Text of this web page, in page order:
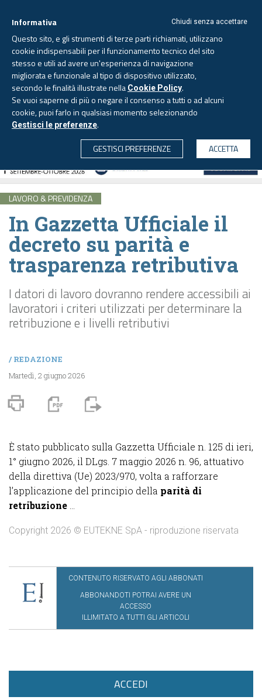
CERCA
Giovedì, 6 agosto 2026 - Aggiornato alle 6.00
LAVORO & PREVIDENZA
In Gazzetta Ufficiale il
decreto su parità e
trasparenza retributiva
I datori di lavoro dovranno rendere accessibili ai
lavoratori i criteri utilizzati per determinare la
retribuzione e i livelli retributivi
/REDAZIONE
Martedì, 2 giugno 2026
È stato pubblicato sulla Gazzetta Ufficiale n. 125 di ieri,
1° giugno 2026, il DLgs. 7 maggio 2026 n. 96, attuativo
della direttiva (Ue) 2023/970, volta a rafforzare
l’applicazione del principio della parità di
retribuzione
Copyright 2026 © EUTEKNE SpA - riproduzione riservata
CONTENUTO RISERVATO AGLI ABBONATI
ABBONANDOTI POTRAI AVERE UN
ACCESSO
ILLIMITATO A TUTTI GLI ARTICOLI
ACCEDI
Chiudi senza accettare
Informativa
Questo sito, e gli strumenti di terze parti richiamati, utilizzano
cookie indispensabili per il funzionamento tecnico del sito
stesso e utili ad avere un'esperienza di navigazione
migliorata e funzionale al tipo di dispositivo utilizzato,
secondo le finalità illustrate nella Cookie Policy.
Se vuoi saperne di più o negare il consenso a tutti o ad alcuni
cookie, puoi farlo in qualsiasi momento selezionando
Gestisci le preferenze.
GESTISCI PREFERENZE
ACCETTA